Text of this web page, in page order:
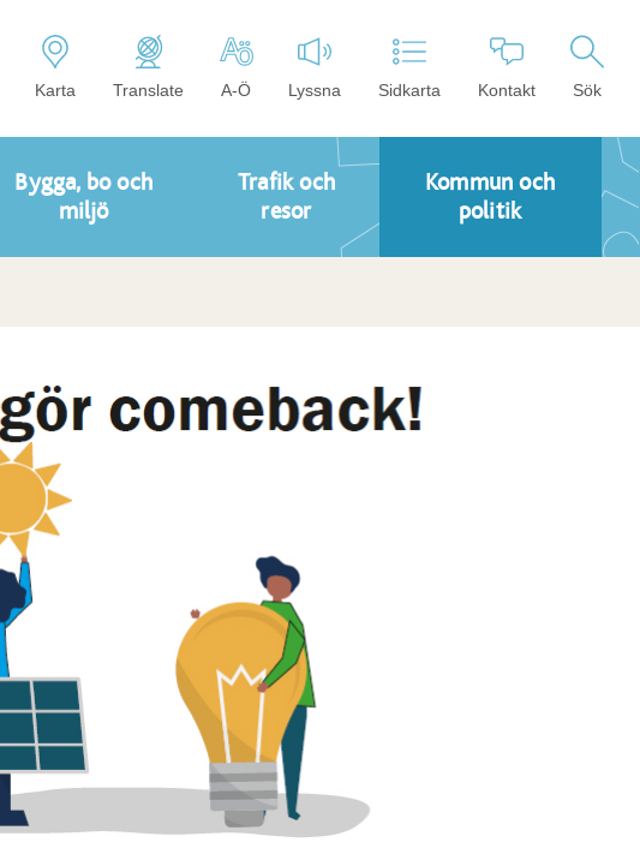
Karta Translate A-Ö Lyssna Sidkarta Kontakt Sök
Bygga, bo och
miljö
Trafik och
resor
Kommun och
politik